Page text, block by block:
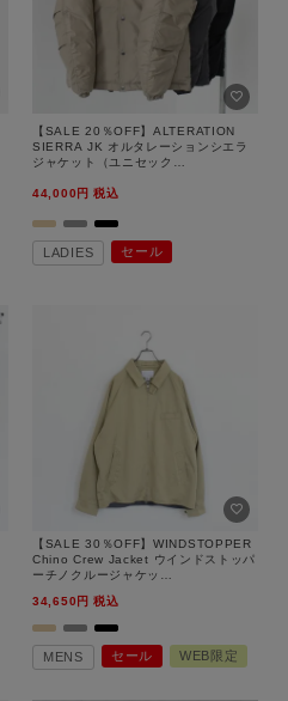
【SALE 20％OFF】ALTERATION
SIERRA JK オルタレーションシエラ
ジャケット（ユニセック
FACE（ザ・ノース・フェイス）【返
44,000 税込
LADIES セール
【SALE 30％OFF】WINDSTOPPER
Chino Crew Jacket ウインドストッパ
ーチノクルージャケッ
不可】
34,650 税込
MENS セール WEB限定